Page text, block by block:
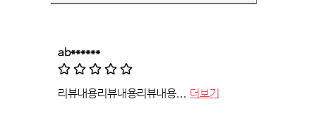
ab******
리뷰내용리뷰내용리뷰내용... 더보기